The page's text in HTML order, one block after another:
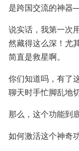
是跨国交流的神器
说实话，我第一次
然藏得这么深！尤
简直是救星啊。
你们知道吗，有了
聊天时手忙脚乱地
那么，这个功能到
如何激活这个神奇